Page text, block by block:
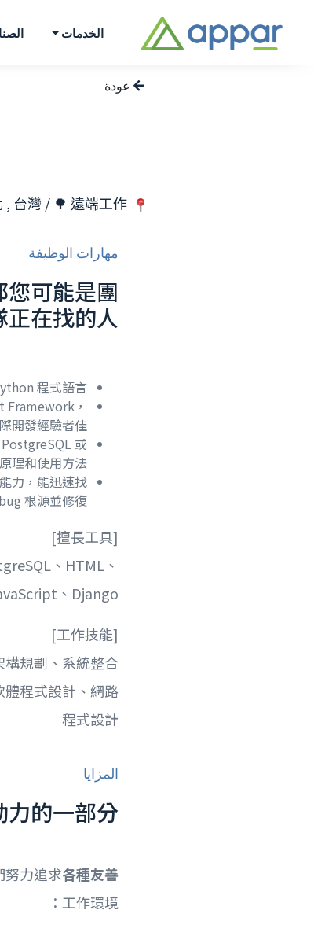
الخدمات
عودة
مهارات الوظيفة
可能是團
正在找的人
程式語言
Framework，
開發經驗者佳
或
理和使用方法
力，能迅速找
根源並修復
[擅長工具]
、HTML、
、Django
[工作技能]
規劃、系統整合
程式設計、網路
程式設計
المزايا
力的一部分
努力追求各種友善
工作環境：